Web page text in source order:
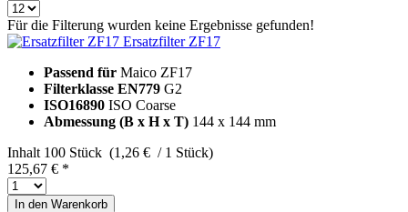
Für die Filterung wurden keine Ergebnisse gefunden!
Ersatzfilter ZF17
Passend für Maico ZF17
Filterklasse EN779 G2
ISO16890 ISO Coarse
Abmessung (B x H x T) 144 x 144 mm
Inhalt 100 Stück (1,26 € / 1 Stück)
125,67 € *
In den Warenkorb